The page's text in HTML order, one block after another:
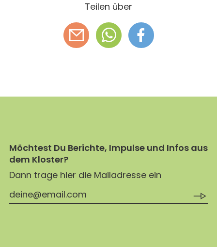
Teilen über
Möchtest Du Berichte, Impulse und Infos aus
dem Kloster?
Dann trage hier die Mailadresse ein